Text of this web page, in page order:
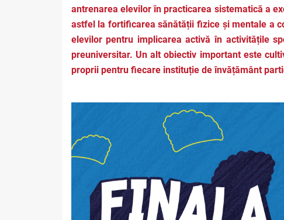
antrenarea elevilor în practicarea sistematică a
astfel la fortificarea sănătății fizice și mentale a
elevilor pentru implicarea activă în activitățile
preuniversitar. Un alt obiectiv important este
proprii pentru fiecare instituție de învățământ